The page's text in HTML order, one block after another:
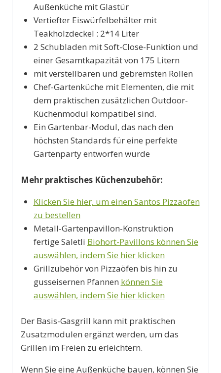
Außenküche mit Glastür
Vertiefter Eiswürfelbehälter mit
Teakholzdeckel : 2*14 Liter
2 Schubladen mit Soft-Close-Funktion und
einer Gesamtkapazität von 175 Litern
mit verstellbaren und gebremsten Rollen
Chef-Gartenküche mit Elementen, die mit
dem praktischen zusätzlichen Outdoor-
Küchenmodul kompatibel sind.
Ein Gartenbar-Modul, das nach den
höchsten Standards für eine perfekte
Gartenparty entworfen wurde
Mehr praktisches Küchenzubehör:
Klicken Sie hier, um einen Santos Pizzaofen
zu bestellen
Metall-Gartenpavillon-Konstruktion
fertige Saletli Biohort-Pavillons können Sie
auswählen, indem Sie hier klicken
Grillzubehör von Pizzaöfen bis hin zu
gusseisernen Pfannen können Sie
auswählen, indem Sie hier klicken
Der Basis-Gasgrill kann mit praktischen
Zusatzmodulen ergänzt werden, um das
Grillen im Freien zu erleichtern.
Wenn Sie eine Außenküche bauen, können Sie